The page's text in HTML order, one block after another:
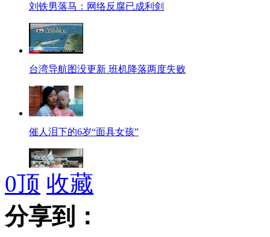
刘铁男落马：网络反腐已成利剑
台湾导航图没更新 班机降落两度失败
催人泪下的6岁“面具女孩”
台各地区渔民抗议现场情绪激动 高喊反菲口号
0顶 收藏
分享到：